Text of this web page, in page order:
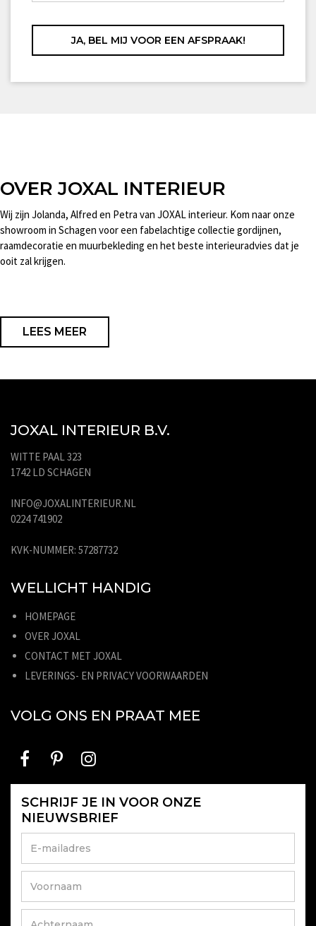
OVER JOXAL INTERIEUR
Wij zijn Jolanda, Alfred en Petra van JOXAL interieur. Kom naar onze
showroom in Schagen voor een fabelachtige collectie gordijnen,
raamdecoratie en muurbekleding en het beste interieuradvies dat je
ooit zal krijgen.
LEES MEER
JOXAL INTERIEUR B.V.
WITTE PAAL 323
1742 LD SCHAGEN
INFO@JOXALINTERIEUR.NL
0224 741902
KVK-NUMMER: 57287732
WELLICHT HANDIG
HOMEPAGE
OVER JOXAL
CONTACT MET JOXAL
LEVERINGS- EN PRIVACY VOORWAARDEN
VOLG ONS EN PRAAT MEE
SCHRIJF JE IN VOOR ONZE
NIEUWSBRIEF